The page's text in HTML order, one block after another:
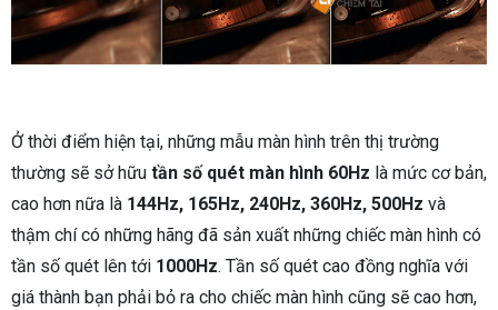
Ở thời điểm hiện tại, những mẫu màn hình trên thị trường
thường sẽ sở hữu tần số quét màn hình 60Hz là mức cơ bản,
cao hơn nữa là 144Hz, 165Hz, 240Hz, 360Hz, 500Hz và
thậm chí có những hãng đã sản xuất những chiếc màn hình có
tần số quét lên tới 1000Hz. Tần số quét cao đồng nghĩa với
giá thành bạn phải bỏ ra cho chiếc màn hình cũng sẽ cao hơn,